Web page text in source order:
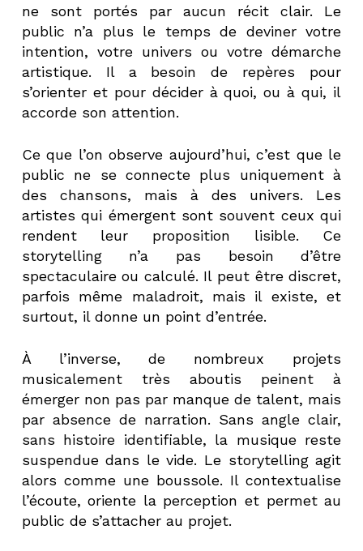
ne sont portés par aucun récit clair. Le
public n’a plus le temps de deviner votre
intention, votre univers ou votre démarche
artistique. Il a besoin de repères pour
s’orienter et pour décider à quoi, ou à qui, il
accorde son attention.
Ce que l’on observe aujourd’hui, c’est que le
public ne se connecte plus uniquement à
des chansons, mais à des univers. Les
artistes qui émergent sont souvent ceux qui
rendent leur proposition lisible. Ce
storytelling n’a pas besoin d’être
spectaculaire ou calculé. Il peut être discret,
parfois même maladroit, mais il existe, et
surtout, il donne un point d’entrée.
À l’inverse, de nombreux projets
musicalement très aboutis peinent à
émerger non pas par manque de talent, mais
par absence de narration. Sans angle clair,
sans histoire identifiable, la musique reste
suspendue dans le vide. Le storytelling agit
alors comme une boussole. Il contextualise
l’écoute, oriente la perception et permet au
public de s’attacher au projet.